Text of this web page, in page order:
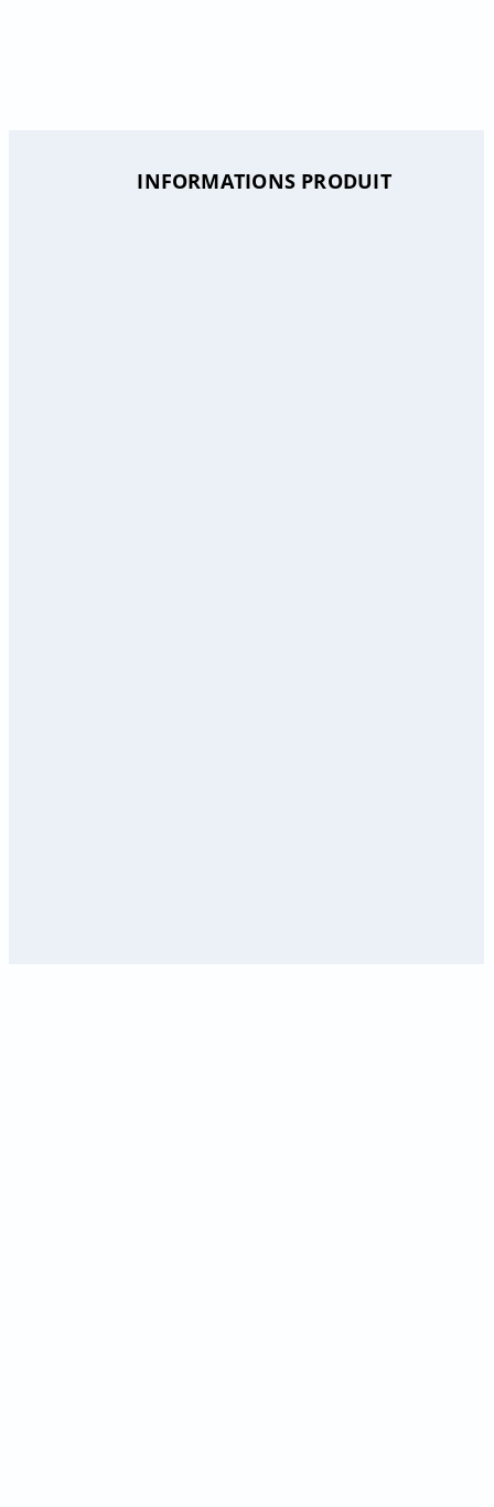
INFORMATIONS PRODUIT